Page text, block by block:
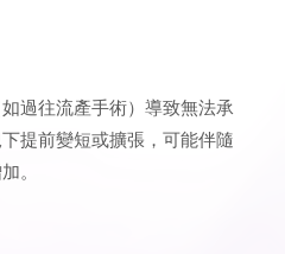
過往流產手術）導致無法承
提前變短或擴張，可能伴隨
。